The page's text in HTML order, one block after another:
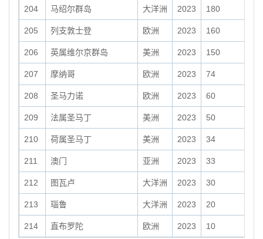
204 马绍尔群岛 大洋洲 2023 180
205 列支敦士登 欧洲 2023 160
206 英属维尔京群岛 美洲 2023 150
207 摩纳哥 欧洲 2023 74
208 圣马力诺 欧洲 2023 60
209 法属圣马丁 美洲 2023 50
210 荷属圣马丁 美洲 2023 34
211 澳门 亚洲 2023 33
212 图瓦卢 大洋洲 2023 30
213 瑙鲁 大洋洲 2023 20
214 直布罗陀 欧洲 2023 10